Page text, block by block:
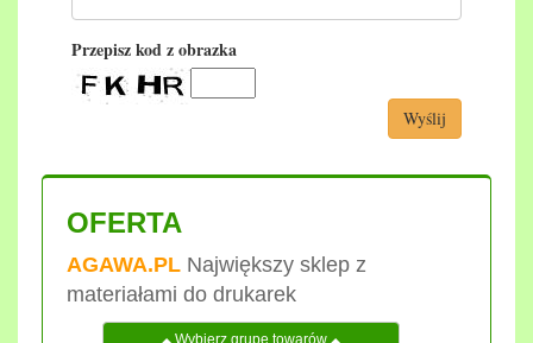
Przepisz kod z obrazka
Wyślij
OFERTA
AGAWA.PL Największy sklep z
materiałami do drukarek
Wybierz grupę towarów